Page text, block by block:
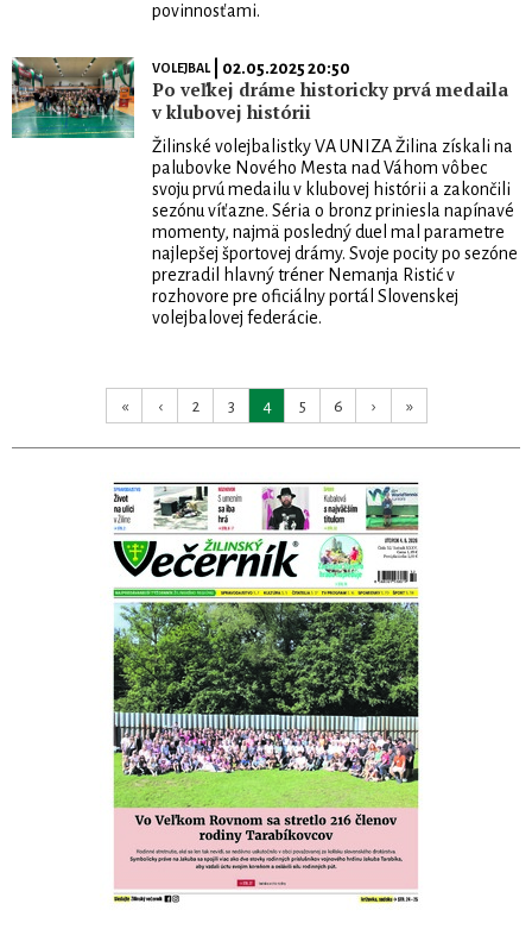
povinnosťami.
VOLEJBAL| 02.05.2025 20:50
Po veľkej dráme historicky prvá medaila
v klubovej histórii
Žilinské volejbalistky VA UNIZA Žilina získali na
palubovke Nového Mesta nad Váhom vôbec
svoju prvú medailu v klubovej histórii a zakončili
sezónu víťazne. Séria o bronz priniesla napínavé
momenty, najmä posledný duel mal parametre
najlepšej športovej drámy. Svoje pocity po sezóne
prezradil hlavný tréner Nemanja Ristić v
rozhovore pre oficiálny portál Slovenskej
volejbalovej federácie.
« ‹ 2 3 4 5 6 › »